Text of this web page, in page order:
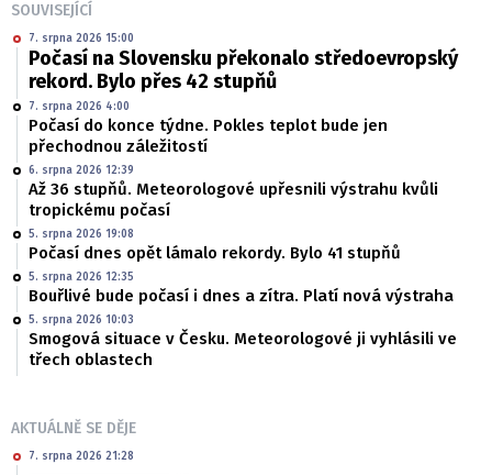
SOUVISEJÍCÍ
7. srpna 2026 15:00
Počasí na Slovensku překonalo středoevropský
rekord. Bylo přes 42 stupňů
7. srpna 2026 4:00
Počasí do konce týdne. Pokles teplot bude jen
přechodnou záležitostí
6. srpna 2026 12:39
Až 36 stupňů. Meteorologové upřesnili výstrahu kvůli
tropickému počasí
5. srpna 2026 19:08
Počasí dnes opět lámalo rekordy. Bylo 41 stupňů
5. srpna 2026 12:35
Bouřlivé bude počasí i dnes a zítra. Platí nová výstraha
5. srpna 2026 10:03
Smogová situace v Česku. Meteorologové ji vyhlásili ve
třech oblastech
AKTUÁLNĚ SE DĚJE
7. srpna 2026 21:28